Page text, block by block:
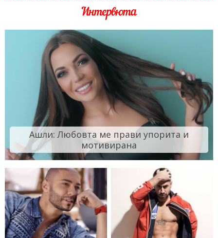
Интервюта
Ашли: Любовта ме прави упорита и
мотивирана